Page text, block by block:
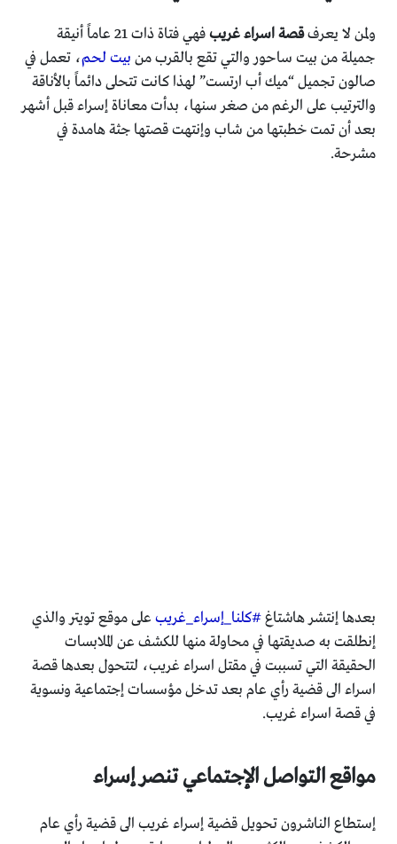
ولمن لا يعرفقصة اسراء غريب
فهي فتاة ذات 21 عاماً أنيقة
جميلة من بيت ساحور والتي تقع بالقرب من بيت لحم، تعمل في
صالون تجميل “ميك أب ارتست” لهذا كانت تتحلى دائماً بالأناقة
والترتيب على الرغم من صغر سنها، بدأت معاناة إسراء قبل أشهر
بعد أن تمت خطبتها من شاب وإنتهت قصتها جثة هامدة في
مشرحة.
بعدها إنتشر هاشتاغ#كلنا_إسراء_غريب على موقع تويتر والذي
إنطلقت به صديقتها في محاولة منها للكشف عن الملابسات
الحقيقة التي تسببت في مقتل اسراء غريب، لتتحول بعدها قصة
اسراء الى قضية رأي عام بعد تدخل مؤسسات إجتماعية ونسوية
في قصة اسراء غريب.
مواقع التواصل الإجتماعي تنصر إسراء
إستطاع الناشرون تحويل قضية إسراء غريب الى قضية رأي عام